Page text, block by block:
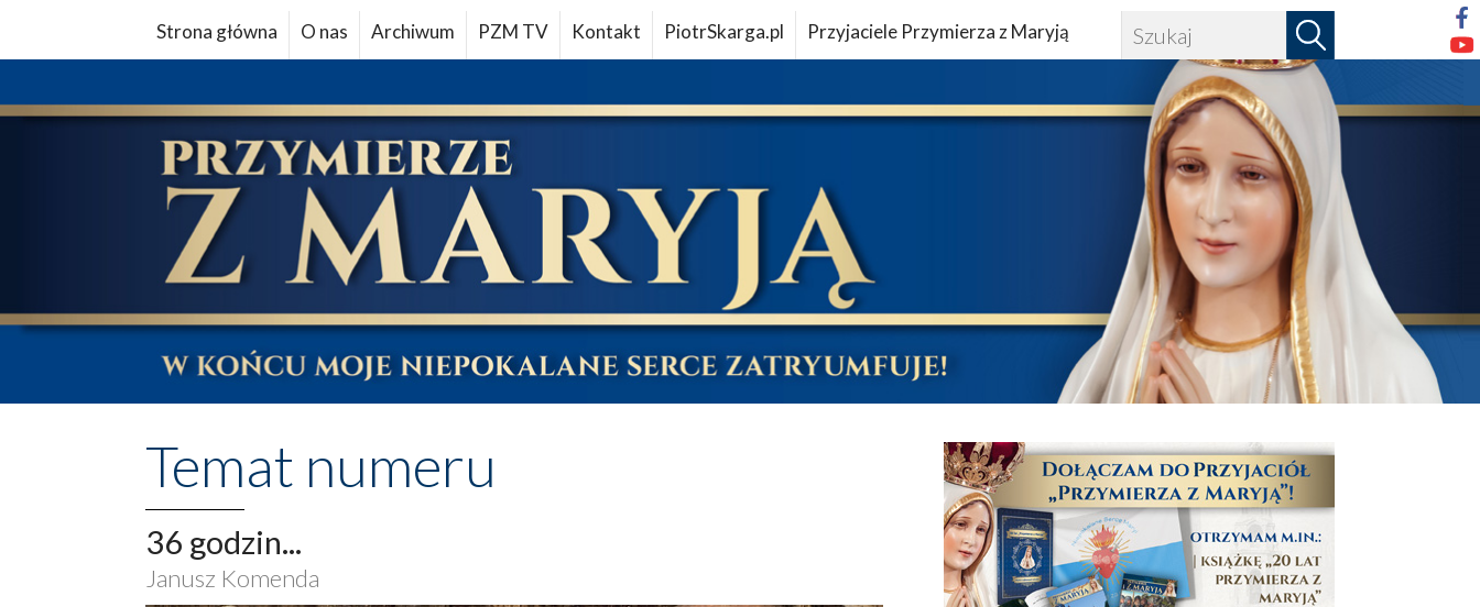
Strona główna O nas Archiwum PZM TV Kontakt PiotrSkarga.pl Przyjaciele Przymierza z Maryją
Temat numeru
36 godzin...
Janusz Komenda